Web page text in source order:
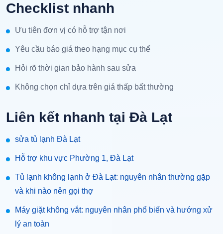
Checklist nhanh
Ưu tiên đơn vị có hỗ trợ tận nơi
Yêu cầu báo giá theo hạng mục cụ thể
Hỏi rõ thời gian bảo hành sau sửa
Không chọn chỉ dựa trên giá thấp bất thường
Liên kết nhanh tại Đà Lạt
sửa tủ lạnh Đà Lạt
Hỗ trợ khu vực Phường 1, Đà Lạt
Tủ lạnh không lạnh ở Đà Lạt: nguyên nhân thường gặp
và khi nào nên gọi thợ
Máy giặt không vắt: nguyên nhân phổ biến và hướng xử
lý an toàn